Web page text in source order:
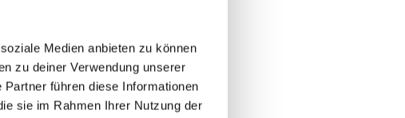
Medien anbieten zu können
zu deiner Verwendung unserer
führen diese Informationen
sie im Rahmen Ihrer Nutzung der
IN